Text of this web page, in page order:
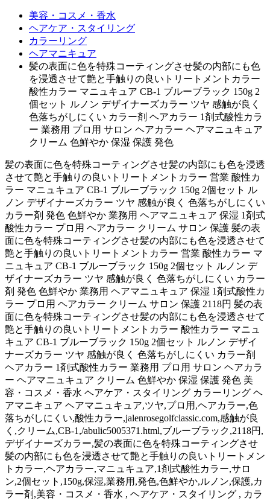
美容・コスメ・香水
ヘアケア・スタイリング
カラーリング
ヘアマニキュア
髪の表面に色を特殊コーティングさせ髪の内部にも色
を浸透させて艶と手触りの良いトリートメントカラー
酸性カラー マニュキュア CB-1 ブルーブラック 150g 2
個セット ルノン デザイナーズカラー ツヤ 感触が良く
色落ちがしにくい カラー剤 ヘアカラー 1剤式酸性カラ
ー 業務用 プロ用 サロン ヘアカラー ヘアマニュキュア
クリーム 色鮮やか 保湿 保護 発色
髪の表面に色を特殊コーティングさせ髪の内部にも色を浸透
させて艶と手触りの良いトリートメントカラー 営業 酸性カ
ラー マニュキュア CB-1 ブルーブラック 150g 2個セット ル
ノン デザイナーズカラー ツヤ 感触が良く 色落ちがしにくい
カラー剤 発色 色鮮やか 業務用 ヘアマニュキュア 保湿 1剤式
酸性カラー プロ用 ヘアカラー クリーム サロン 保護 髪の表
面に色を特殊コーティングさせ髪の内部にも色を浸透させて
艶と手触りの良いトリートメントカラー 営業 酸性カラー マ
ニュキュア CB-1 ブルーブラック 150g 2個セット ルノン デ
ザイナーズカラー ツヤ 感触が良く 色落ちがしにくい カラー
剤 発色 色鮮やか 業務用 ヘアマニュキュア 保湿 1剤式酸性カ
ラー プロ用 ヘアカラー クリーム サロン 保護 2118円 髪の表
面に色を特殊コーティングさせ髪の内部にも色を浸透させて
艶と手触りの良いトリートメントカラー 酸性カラー マニュ
キュア CB-1 ブルーブラック 150g 2個セット ルノン デザイ
ナーズカラー ツヤ 感触が良く 色落ちがしにくい カラー剤
ヘアカラー 1剤式酸性カラー 業務用 プロ用 サロン ヘアカラ
ー ヘアマニュキュア クリーム 色鮮やか 保湿 保護 発色 美
容・コスメ・香水 ヘアケア・スタイリング カラーリング ヘ
アマニキュア ヘアマニュキュア,ツヤ,プロ用,ヘアカラー,色
落ちがしにくい,酸性カラー,jalenrosegolfclassic.com,感触が良
く,クリーム,CB-1,/abulic5005371.html,ブルーブラック,2118円,
デザイナーズカラー,髪の表面に色を特殊コーティングさせ
髪の内部にも色を浸透させて艶と手触りの良いトリートメン
トカラー,ヘアカラー,マニュキュア,1剤式酸性カラー,サロ
ン,2個セット,150g,保湿,業務用,発色,色鮮やか,ルノン,保護,カ
ラー剤,美容・コスメ・香水 , ヘアケア・スタイリング , カラ